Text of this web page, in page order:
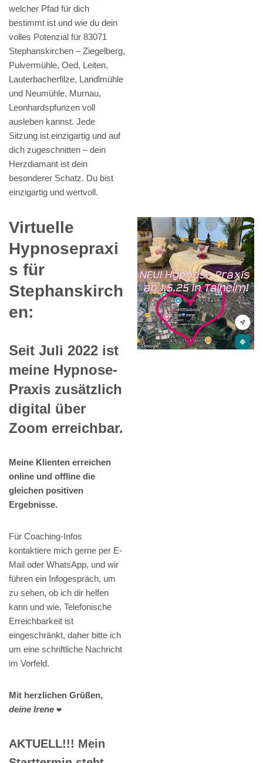
welcher Pfad für dich
bestimmt ist und wie du dein
volles Potenzial für 83071
Stephanskirchen – Ziegelberg,
Pulvermühle, Oed, Leiten,
Lauterbacherfilze, Landlmühle
und Neumühle, Murnau,
Leonhardspfunzen voll
ausleben kannst. Jede
Sitzung ist einzigartig und auf
dich zugeschnitten – dein
Herzdiamant ist dein
besonderer Schatz. Du bist
einzigartig und wertvoll.
Virtuelle
Hypnosepraxi
s für
Stephanskirch
en:
Seit Juli 2022 ist
meine Hypnose-
Praxis zusätzlich
digital über
Zoom erreichbar.
Meine Klienten erreichen
online und offline die
gleichen positiven
Ergebnisse.
Für Coaching-Infos
kontaktiere mich gerne per E-
Mail oder WhatsApp, und wir
führen ein Infogespräch, um
zu sehen, ob ich dir helfen
kann und wie. Telefonische
Erreichbarkeit ist
eingeschränkt, daher bitte ich
um eine schriftliche Nachricht
im Vorfeld.
Mit herzlichen Grüßen,
deine Irene ❤️
AKTUELL!!! Mein